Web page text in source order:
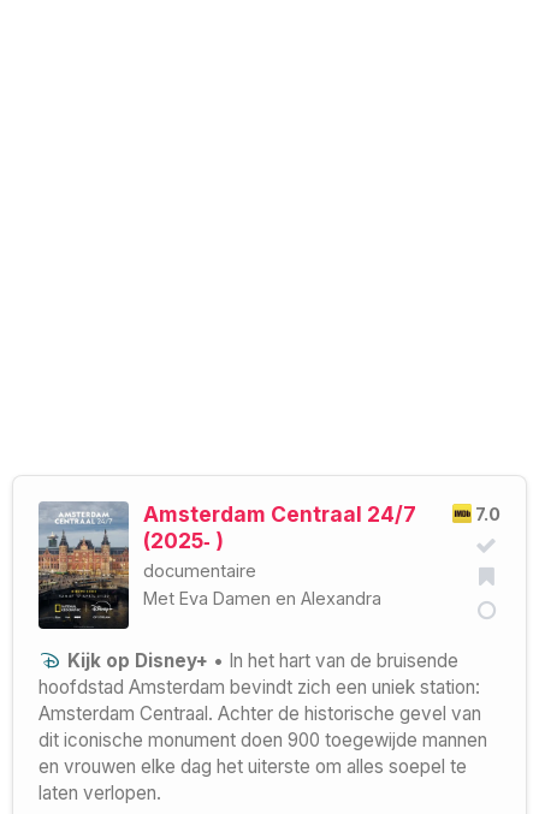
7.0
Amsterdam Centraal 24/7
(2025‑ )
documentaire
Met Eva Damen en Alexandra
Kijk op Disney+ • In het hart van de bruisende
hoofdstad Amsterdam bevindt zich een uniek station:
Amsterdam Centraal. Achter de historische gevel van
dit iconische monument doen 900 toegewijde mannen
en vrouwen elke dag het uiterste om alles soepel te
laten verlopen.